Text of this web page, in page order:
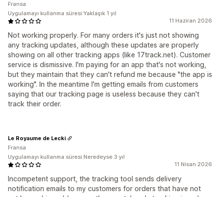
11 Haziran 2026
Not working properly. For many orders it's just not showing
any tracking updates, although these updates are properly
showing on all other tracking apps (like 17track.net). Customer
service is dismissive. I'm paying for an app that's not working,
but they maintain that they can't refund me because "the app is
working". In the meantime I'm getting emails from customers
saying that our tracking page is useless because they can't
track their order.
Fransa
Uygulamayı kullanma süresi:Yaklaşık 1 yıl
11 Nisan 2026
Incompetent support, the tracking tool sends delivery
notification emails to my customers for orders that have not
Le Royaume de Lecki
Fransa
Uygulamayı kullanma süresi:Neredeyse 3 yıl